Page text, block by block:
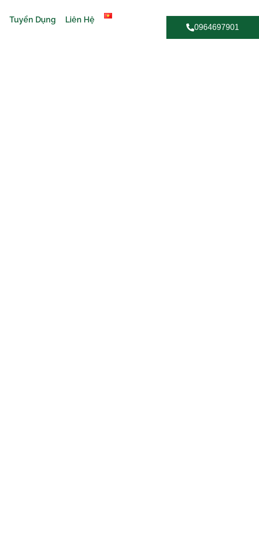
Tuyển Dụng Liên Hệ
0964697901